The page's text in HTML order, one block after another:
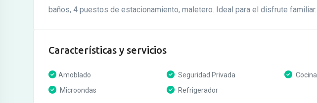
baños, 4 puestos de estacionamiento, maletero. Ideal para el disfrute familiar.
Características y servicios
Amoblado Seguridad Privada
Cocina
Microondas
Refrigerador